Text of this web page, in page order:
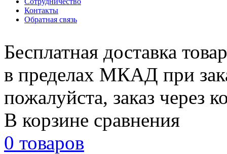
Контакты
Обратная связь
Бесплатная доставка
в пределах МКАД при
пожалуйста, заказ через
В корзине сравнения
0 товаров